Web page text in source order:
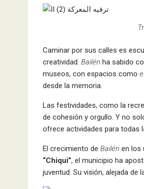
Caminar por sus calles es
creatividad. Bailén ha sabido
museos, con espacios como
desde la memoria.
Las festividades, como la
de cohesión y orgullo. Y no
ofrece actividades para todas
El crecimiento de Bailén en los
“Chiqui”, el municipio ha
juventud. Su visión, alejada